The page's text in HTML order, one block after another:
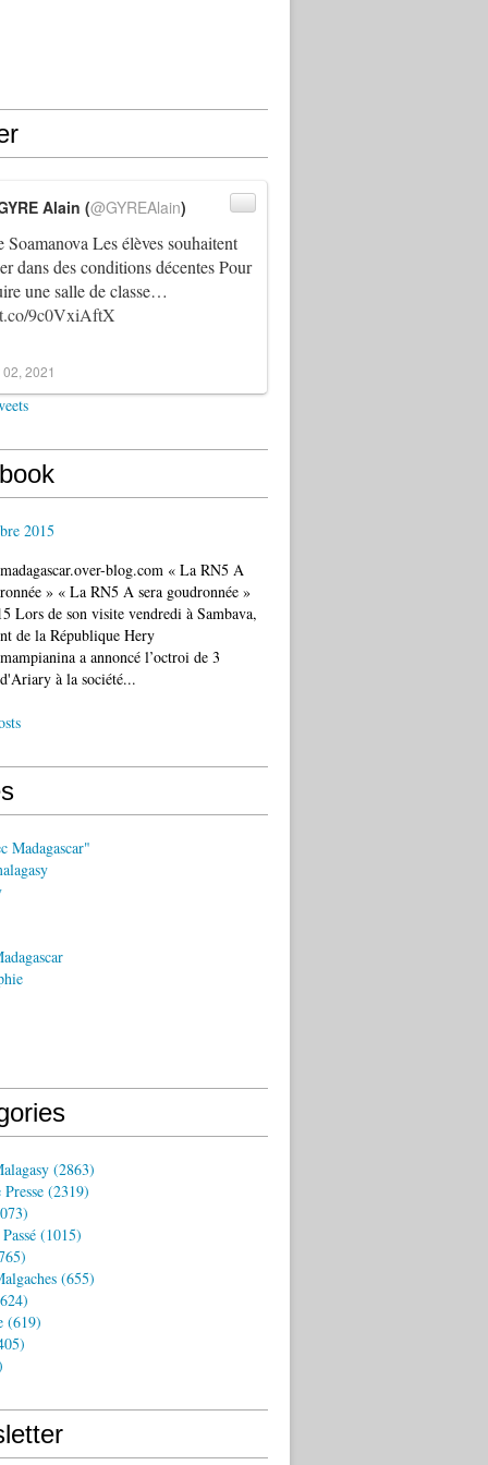
Soamanova Les élèves souhaitent
dans des conditions décentes Pour
une salle de classe…
9c0VxiAftX
Alain (@GYREAlain)
2021
2015
blog.com « La RN5 A
» « La RN5 A sera goudronnée »
Lors de son visite vendredi à Sambava,
de la République Hery
a annoncé l’octroi de 3
à la société...
Madagascar"
(2863)
(2319)
(1015)
(655)
(619)